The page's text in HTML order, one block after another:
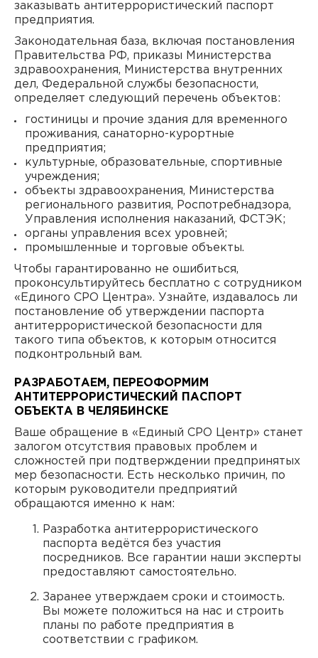
заказывать антитеррористический паспорт
предприятия.
Законодательная база, включая постановления
Правительства РФ, приказы Министерства
здравоохранения, Министерства внутренних
дел, Федеральной службы безопасности,
определяет следующий перечень объектов:
гостиницы и прочие здания для временного
проживания, санаторно-курортные
предприятия;
культурные, образовательные, спортивные
учреждения;
объекты здравоохранения, Министерства
регионального развития, Роспотребнадзора,
Управления исполнения наказаний, ФСТЭК;
органы управления всех уровней;
промышленные и торговые объекты.
Чтобы гарантированно не ошибиться,
проконсультируйтесь бесплатно с сотрудником
«Единого СРО Центра». Узнайте, издавалось ли
постановление об утверждении паспорта
антитеррористической безопасности для
такого типа объектов, к которым относится
подконтрольный вам.
РАЗРАБОТАЕМ, ПЕРЕОФОРМИМ
АНТИТЕРРОРИСТИЧЕСКИЙ ПАСПОРТ
ОБЪЕКТА В ЧЕЛЯБИНСКЕ
Ваше обращение в «Единый СРО Центр» станет
залогом отсутствия правовых проблем и
сложностей при подтверждении предпринятых
мер безопасности. Есть несколько причин, по
которым руководители предприятий
обращаются именно к нам:
Разработка антитеррористического
паспорта ведётся без участия
посредников. Все гарантии наши эксперты
предоставляют самостоятельно.
Заранее утверждаем сроки и стоимость.
Вы можете положиться на нас и строить
планы по работе предприятия в
соответствии с графиком.